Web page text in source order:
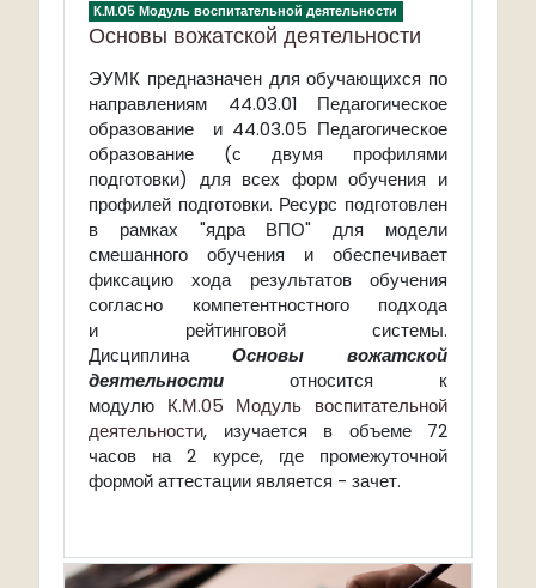
К.М.05 Модуль воспитательной деятельности
Основы вожатской деятельности
ЭУМК предназначен для обучающихся по
направлениям 44.03.01 Педагогическое
образование и 44.03.05 Педагогическое
образование (с двумя профилями
подготовки) для всех форм обучения и
профилей подготовки. Ресурс подготовлен
в рамках "ядра ВПО" для модели
смешанного обучения и обеспечивает
фиксацию хода результатов обучения
согласно компетентностного подхода
и рейтинговой системы.
Дисциплина Основы вожатской
деятельности относится к
модулю К.М.05 Модуль воспитательной
деятельности, изучается в объеме 72
часов на 2 курсе, где промежуточной
формой аттестации является - зачет.